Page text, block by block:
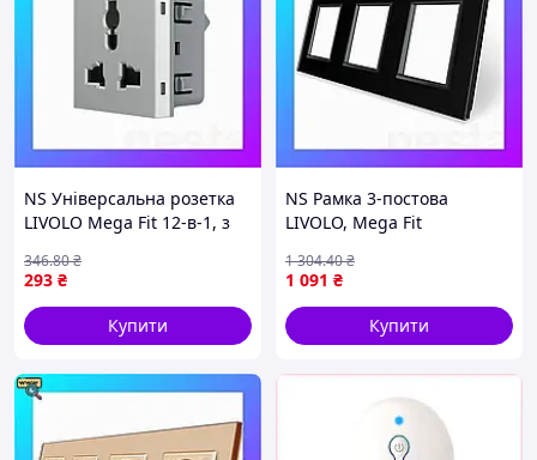
NS Універсальна розетка
LIVOLO Mega Fit 12-в-1, з
сіра, 16А 250В, модуль (VL-F
Nes22/Q
293 ₴
346.80₴
Купити
NS Рамка 3-постова
LIVOLO, Mega Fit
223×80 мм (VL-P7E/E/E-6B)
Nes22/Q
1 091 ₴
1 304.40₴
Купити